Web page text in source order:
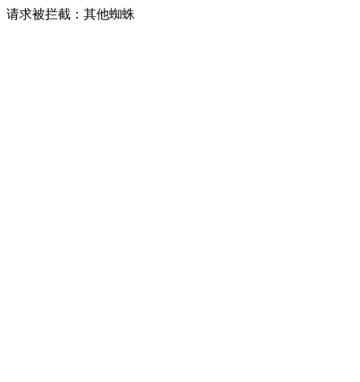
请求被拦截：其他蜘蛛